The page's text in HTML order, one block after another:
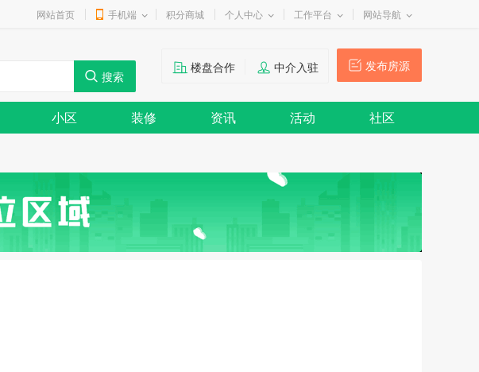
网站首页 手机端 积分商城 个人中心 工作平台 网站导航
发布房源
楼盘合作 中介入驻
小区 装修 资讯 活动 社区